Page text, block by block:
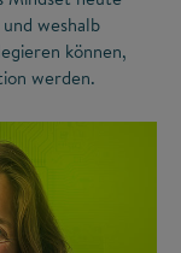
weshalb
können,
werden.